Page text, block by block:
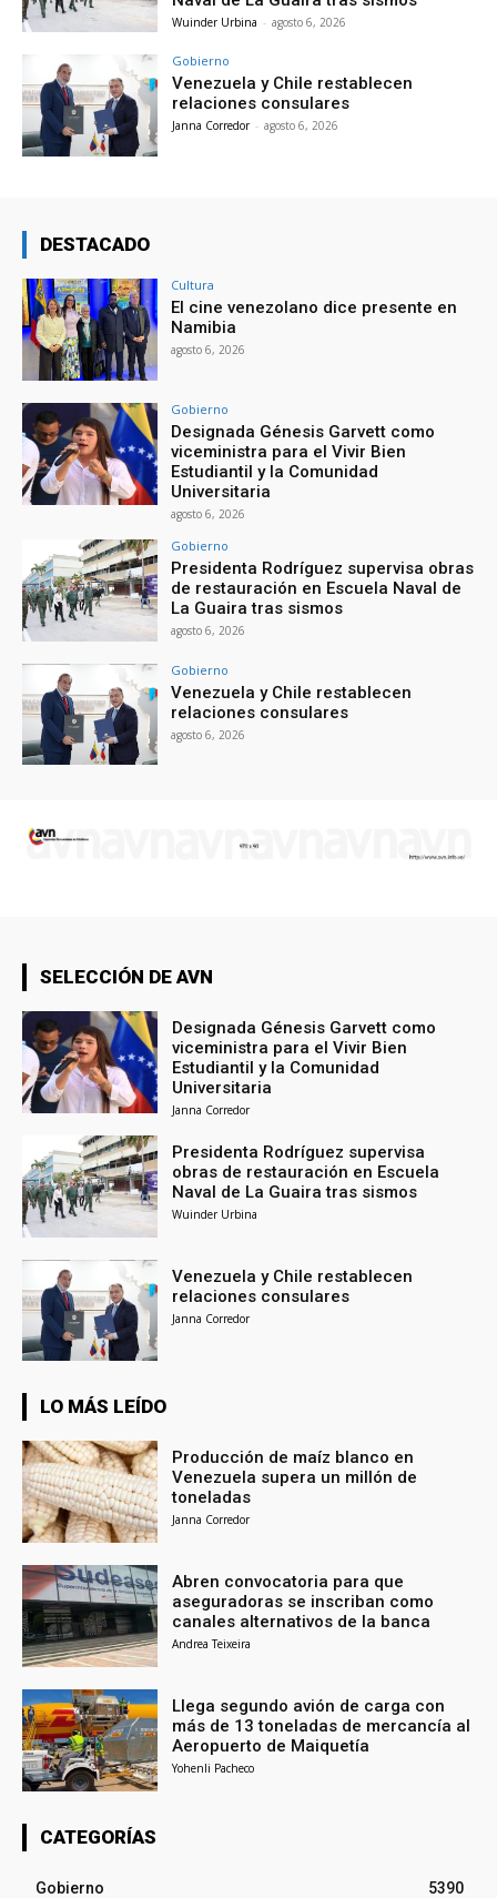
Wuinder Urbina - agosto 6, 2026
Gobierno
Venezuela y Chile restablecen
relaciones consulares
Janna Corredor - agosto 6, 2026
DESTACADO
Cultura
El cine venezolano dice presente en
Namibia
agosto 6, 2026
Gobierno
Designada Génesis Garvett como
viceministra para el Vivir Bien
Estudiantil y la Comunidad
Universitaria
agosto 6, 2026
Gobierno
Presidenta Rodríguez supervisa obras
de restauración en Escuela Naval de
La Guaira tras sismos
agosto 6, 2026
Gobierno
Venezuela y Chile restablecen
relaciones consulares
agosto 6, 2026
SELECCIÓN DE AVN
Designada Génesis Garvett como
viceministra para el Vivir Bien
Estudiantil y la Comunidad
Universitaria
Janna Corredor
Presidenta Rodríguez supervisa
obras de restauración en Escuela
Naval de La Guaira tras sismos
Wuinder Urbina
Venezuela y Chile restablecen
relaciones consulares
Janna Corredor
LO MÁS LEÍDO
Producción de maíz blanco en
Venezuela supera un millón de
toneladas
Janna Corredor
Abren convocatoria para que
aseguradoras se inscriban como
canales alternativos de la banca
Andrea Teixeira
Llega segundo avión de carga con
más de 13 toneladas de mercancía al
Aeropuerto de Maiquetía
Yohenli Pacheco
CATEGORÍAS
Gobierno
5390